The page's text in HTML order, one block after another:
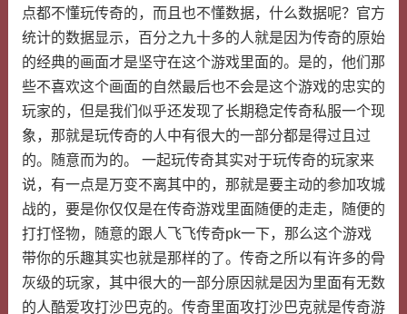
点都不懂玩传奇的，而且也不懂数据，什么数据呢？官方
统计的数据显示，百分之九十多的人就是因为传奇的原始
的经典的画面才是坚守在这个游戏里面的。是的，他们那
些不喜欢这个画面的自然最后也不会是这个游戏的忠实的
玩家的，但是我们似乎还发现了长期稳定传奇私服一个现
象，那就是玩传奇的人中有很大的一部分都是得过且过
的。随意而为的。 一起玩传奇其实对于玩传奇的玩家来
说，有一点是万变不离其中的，那就是要主动的参加攻城
战的，要是你仅仅是在传奇游戏里面随便的走走，随便的
打打怪物，随意的跟人飞飞传奇pk一下，那么这个游戏
带你的乐趣其实也就是那样的了。传奇之所以有许多的骨
灰级的玩家，其中很大的一部分原因就是因为里面有无数
的人酷爱攻打沙巴克的。传奇里面攻打沙巴克就是传奇游